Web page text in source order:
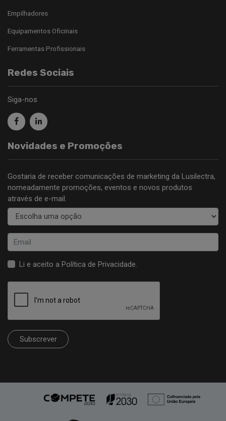
Empilhadores
Equipamentos Oficinais
Ferramentas Profissionais
Redes Sociais
Siga-nos
Novidades e Promoções
Gostaria de receber comunicações de marketing da Lusilectra,
nomeadamente promoções, eventos e novos produtos
através de e-mail.
Li e aceito a Política de Privacidade
Subscrever